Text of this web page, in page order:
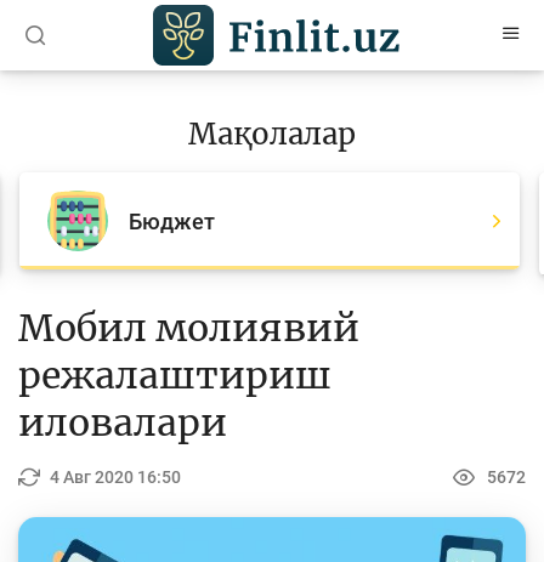
Барча мақолалар
Банк агентлари учун
Пул
Тўлов ва ўтказмалар
Мақолалар
Бюджет
Мобил молиявий
режалаштириш
иловалари
4 Авг 2020 16:50 5672